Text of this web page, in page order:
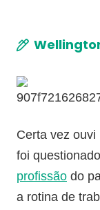
Certa vez
foi
profissão do
a rotina de